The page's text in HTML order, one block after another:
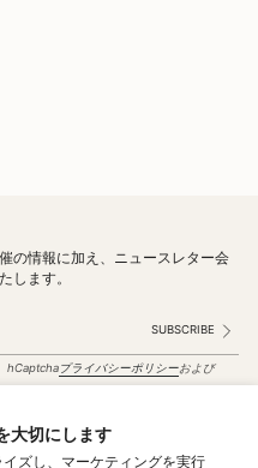
大切にします
ズし、マーケティングを実行
の情報に加え、ニュースレター会
します。
SUBSCRIBE
hCaptchaプライバシーポリシーおよび